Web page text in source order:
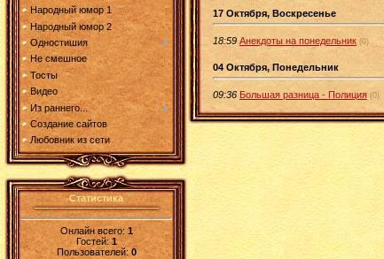
Народный юмор 1
Народный юмор 2
Одностишия
Не смешное
Тосты
Видео
Из раннего...
Создание сайтов
Любовник из сети
Статистика
Онлайн всего:1
Гостей:1
Пользователей: 0
17 Октября, Воскресенье
18:59 Анекдоты на понедельник (0)
04 Октября, Понедельник
09:36 Большая разница - Полиция (0)